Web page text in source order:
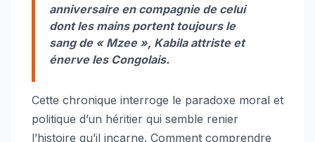
anniversaire en compagnie de celui
dont les mains portent toujours le
sang de « Mzee », Kabila attriste et
énerve les Congolais.
Cette chronique interroge le paradoxe moral et
politique d’un héritier qui semble renier
l’histoire qu’il incarne. Comment comprendre